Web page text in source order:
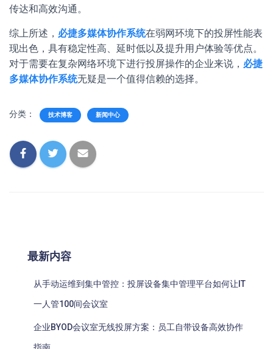
传达和高效沟通。
综上所述， 必捷多媒体协作系统在弱网环境下的投屏性能表
现出色，具有稳定性高、延时低以及提升用户体验等优点。
对于需要在复杂网络环境下进行投屏操作的企业来说， 必捷
多媒体协作系统无疑是一个值得信赖的选择。
分类： 技术博客 新闻中心
最新内容
从手动运维到集中管控：投屏设备集中管理平台如何让IT
一人管100间会议室
企业BYOD会议室无线投屏方案：员工自带设备高效协作